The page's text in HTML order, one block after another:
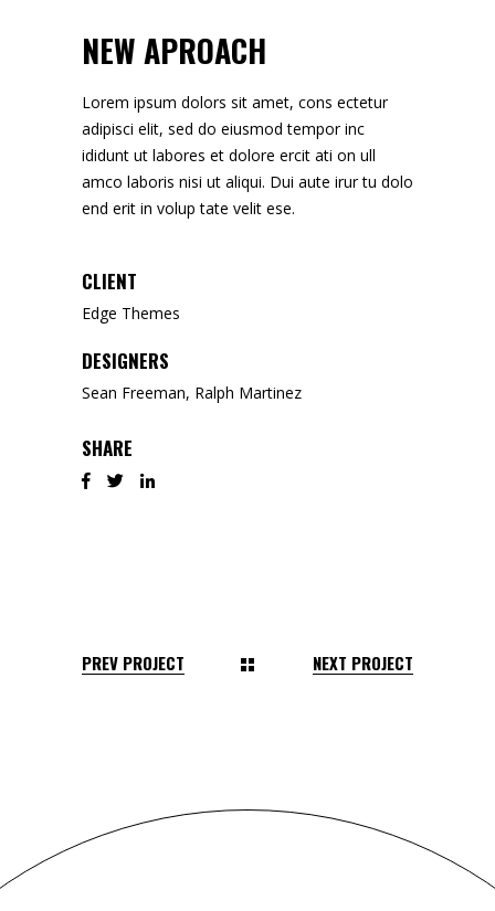
NEW APROACH
Lorem ipsum dolors sit amet, cons ectetur
adipisci elit, sed do eiusmod tempor inc
ididunt ut labores et dolore ercit ati on ull
amco laboris nisi ut aliqui. Dui aute irur tu dolo
end erit in volup tate velit ese.
CLIENT
Edge Themes
DESIGNERS
Sean Freeman, Ralph Martinez
SHARE
PREV PROJECT NEXT PROJECT